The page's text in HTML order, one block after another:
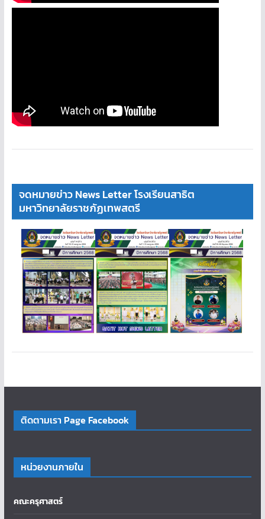
จดหมายข่าว News Letter โรงเรียนสาธิต
มหาวิทยาลัยราชภัฏเทพสตรี
ติดตามเรา Page Facebook
หน่วยงานภายใน
คณะครุศาสตร์